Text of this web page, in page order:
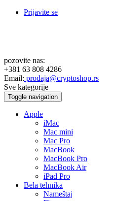
Prijavite se
pozovite nas:
+381 63 808 4286
Email: prodaja@cryptoshop.rs
Sve kategorije
Toggle navigation
Apple
iMac
Mac mini
Mac Pro
MacBook
MacBook Pro
MacBook Air
iPad Pro
Bela tehnika
Nameštaj